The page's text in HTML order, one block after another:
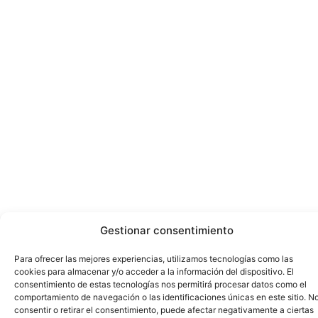
Gestionar consentimiento
Para ofrecer las mejores experiencias, utilizamos tecnologías como las
cookies para almacenar y/o acceder a la información del dispositivo. El
consentimiento de estas tecnologías nos permitirá procesar datos como el
comportamiento de navegación o las identificaciones únicas en este sitio.
consentir o retirar el consentimiento, puede afectar negativamente a ciertas